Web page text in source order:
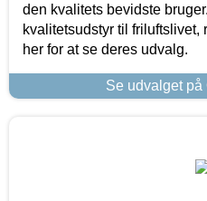
den kvalitets bevidste
kvalitetsudstyr til friluftslivet,
her for at se deres udvalg.
Se udvalget på